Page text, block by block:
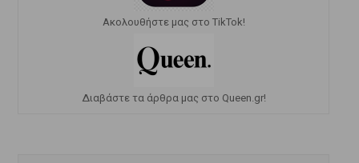
Ακολουθήστε μας στο TikTok!
Διαβάστε τα άρθρα μας στο Queen.gr!